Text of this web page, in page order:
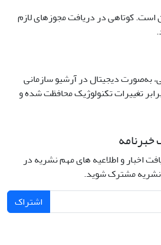
کوتاهی در دریافت مجوزهای لازم
به‌صورت دیجیتال در آرشیو سازمانی
تغییرات تکنولوژیک محافظت شده و
خبرنامه
اخبار و اطلاعیه های مهم نشریه در
نشریه مشترک شوید.
اشتراک